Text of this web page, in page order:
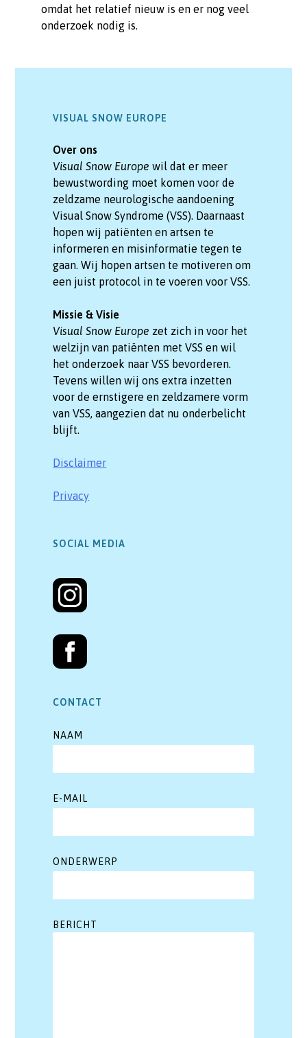
omdat het relatief nieuw is en er nog veel
onderzoek nodig is.
VISUAL SNOW EUROPE
Over ons
Visual Snow Europe wil dat er meer
bewustwording moet komen voor de
zeldzame neurologische aandoening
Visual Snow Syndrome (VSS). Daarnaast
hopen wij patiënten en artsen te
informeren en misinformatie tegen te
gaan. Wij hopen artsen te motiveren om
een juist protocol in te voeren voor VSS.
Missie & Visie
Visual Snow Europe zet zich in voor het
welzijn van patiënten met VSS en wil
het onderzoek naar VSS bevorderen.
Tevens willen wij ons extra inzetten
voor de ernstigere en zeldzamere vorm
van VSS, aangezien dat nu onderbelicht
blijft.
Disclaimer
Privacy
SOCIAL MEDIA
CONTACT
NAAM
E-MAIL
ONDERWERP
BERICHT